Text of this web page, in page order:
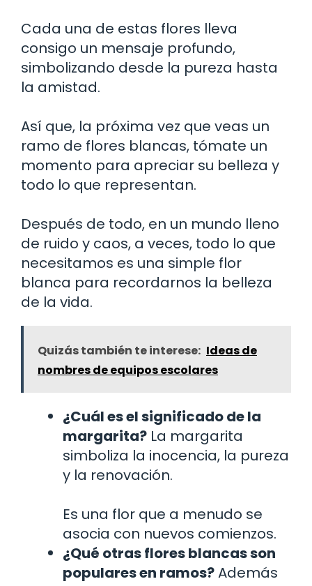
Cada una de estas flores lleva
consigo un mensaje profundo,
simbolizando desde la pureza hasta
la amistad.
Así que, la próxima vez que veas un
ramo de flores blancas, tómate un
momento para apreciar su belleza y
todo lo que representan.
Después de todo, en un mundo lleno
de ruido y caos, a veces, todo lo que
necesitamos es una simple flor
blanca para recordarnos la belleza
de la vida.
Quizás también te interese: Ideas de
nombres de equipos escolares
¿Cuál es el significado de la
margarita? La margarita
simboliza la inocencia, la pureza
y la renovación.
Es una flor que a menudo se
asocia con nuevos comienzos.
¿Qué otras flores blancas son
populares en ramos?Además